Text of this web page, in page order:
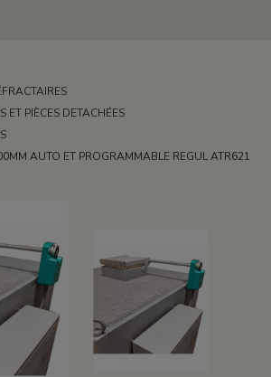
ET PIÈCES DETACHÉES
AUTO ET PROGRAMMABLE REGUL ATR621